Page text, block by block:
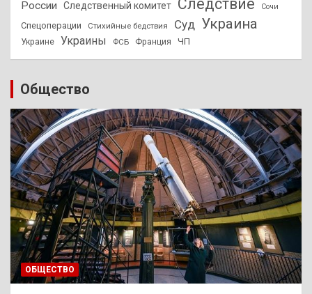
России
Следственный комитет Следствие Сочи
Спецоперации Стихийные бедствия Суд Украина
Украине Украины ФСБ Франция ЧП
Общество
ОБЩЕСТВО